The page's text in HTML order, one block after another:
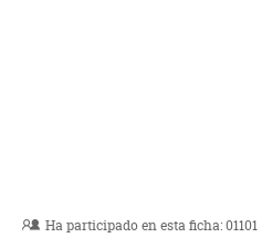
Ha participado en esta ficha:01101